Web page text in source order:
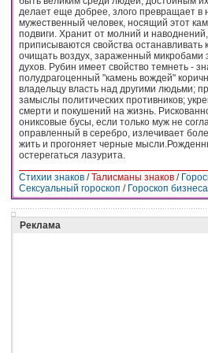
делает еще добрее, злого превращает в
мужественный человек, носящий этот
подвиги. Хранит от молний и
приписываются свойства останавливать
очищать воздух, зараженный микробами
духов. Рубин имеет свойство темнеть -
полудрагоценный "камень вождей"
владельцу власть над другими людьми;
замыслы политических противников;
смерти и покушений на жизнь.
ониксовые бусы, если только муж не
оправленный в серебро, излечивает
жить и прогоняет черные
остерегаться лазурита.
Стихии знаков /Талисманы знаков /
Сексуальный гороскоп / Гороскоп
Реклама